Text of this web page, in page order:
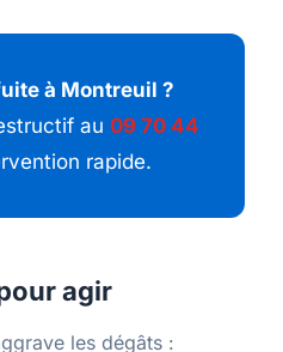
à Montreuil ?
au 09 70 44
rapide.
agir
les dégâts :